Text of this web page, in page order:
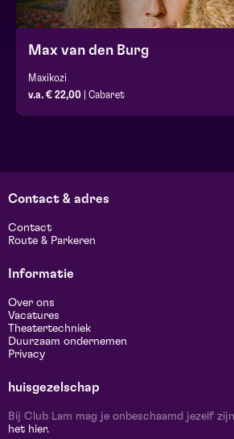
Max van den Burg
Maxikozi
v.a. € 22,00 | Cabaret
Contact & adres
Contact
Route & Parkeren
Informatie
Over ons
Vacatures
Theatertechniek
Duurzaam ondernemen
Privacy
huisgezelschap
Bij Club Lam mag je onbeschaamd jezelf
het hier.